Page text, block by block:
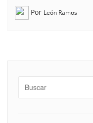
Por León Ramos